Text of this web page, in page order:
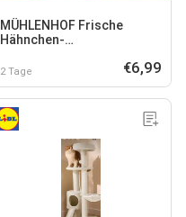
MÜHLENHOF Frische
Hähnchen-
2 Tage €6,99